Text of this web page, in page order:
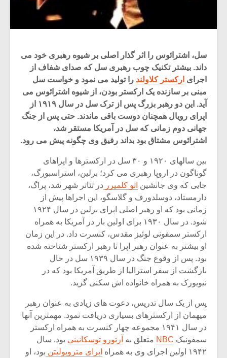
سل، اشترائوس را اثر گذار اصلی بر شیوه رهبری خود می
داند. بیشتر تکنیک چوب رهبری سل که صدای شفاف از
اجرای ارکستر کلاولند را تولید می نمود و خواست سل
مبنی بر سازنده یک ارکستر بودن، از شیوه اشترائوس می
آید. این دو رهبر بزرگ پس از ترک سل در سال ۱۹۱۹ از
اپرای رویال همچنان دوست باقی ماندند. حتی پس از جنگ
جهانی دوم زمانی که سل در آمریکا مستقر شد،
اشترائوس مشتاق بود بداند رفیق وی چگونه پیش می رود.
بین سالهای ۱۹۲۰ و ۳۰ سل در ارکسترها و اپراهای
گوناگون در اروپا رهبری می کرد؛ برلین، استراسبورگ،
جایی که وی جانشین اتو کلمپرر در تئاتر شهر شد، پراگ،
دارمستاد، دوسلدورف و گلاسگو، این اجراها پیش از
زمانی بود که او رهبر اصلی اپرای برلین در سال ۱۹۲۴
شود. در سال ۱۹۳۰ برای اولین بار در آمریکا به همراه
ارکستر سمفونی لوئیز مقدس، کنسرت داد. در این زمان
او بیشتر به عنوان رهبر اپرا تا رهبر ارکستر شناخته شده
بود. پس از وقوع جنگ در سال ۱۹۳۹ سل در حال
بازگشت از سفر استرالیا از طریق آمریکا بود که در
نیویورک به همراه خانواده اش سکنی گزید.
پس از یک سال تدریس، دعوت های زیادی به عنوان رهبر
میهمان از ارکسترهای بسیاری دریافت نمود. مهمترین آنها
در سال ۱۹۴۱ مجموعه چهار کنسرت به همراه ارکستر
سمفونیک NBC متعلق به آرتورو توسکانینی بود. سال
۱۹۴۲ اولین اجرای وی به همراه
اپرای متروپولیتن بود، او
میکلوش روژا
یادداشتی بر موسیقی
موریس ژار
دوره